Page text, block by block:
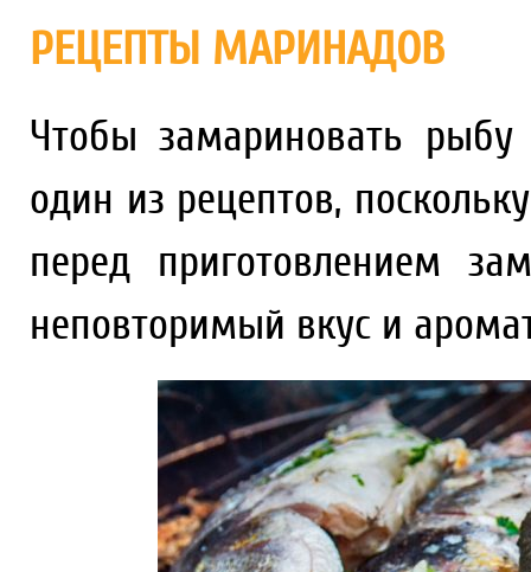
РЕЦЕПТЫ МАРИНАДОВ
Чтобы замариновать
один из рецептов,
перед приготовлением
неповторимый вкус и